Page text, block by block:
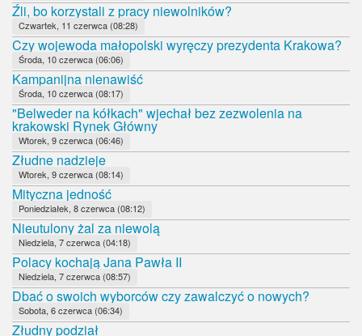
Źli, bo korzystali z pracy niewolników?
Czwartek, 11 czerwca (08:28)
Czy wojewoda małopolski wyręczy prezydenta Krakowa?
Środa, 10 czerwca (06:06)
Kampanijna nienawiść
Środa, 10 czerwca (08:17)
"Belweder na kółkach" wjechał bez zezwolenia na
krakowski Rynek Główny
Wtorek, 9 czerwca (06:46)
Złudne nadzieje
Wtorek, 9 czerwca (08:14)
Mityczna jedność
Poniedziałek, 8 czerwca (08:12)
Nieutulony żal za niewolą
Niedziela, 7 czerwca (04:18)
Polacy kochają Jana Pawła II
Niedziela, 7 czerwca (08:57)
Dbać o swoich wyborców czy zawalczyć o nowych?
Sobota, 6 czerwca (06:34)
Złudny podział